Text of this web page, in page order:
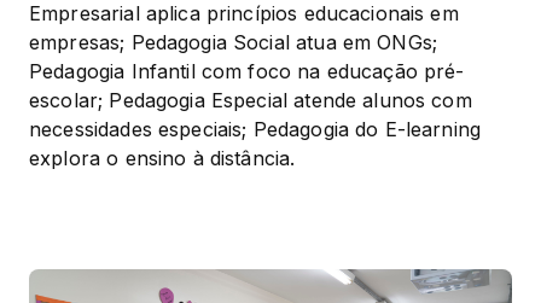
Empresarial aplica princípios educacionais em
empresas; Pedagogia Social atua em ONGs;
Pedagogia Infantil com foco na educação pré-
escolar; Pedagogia Especial atende alunos com
necessidades especiais; Pedagogia do E-learning
explora o ensino à distância.